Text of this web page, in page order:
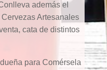
además el
Artesanales
cata de distintos
para Comérsela